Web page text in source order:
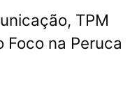
TPM
Foco na Peruca